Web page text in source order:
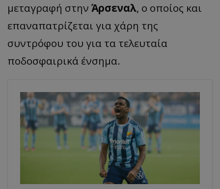
μεταγραφή στην Άρσεναλ, ο οποίος και
επαναπατρίζεται για χάρη της
συντρόφου του για τα τελευταία
ποδοσφαιρικά ένσημα.